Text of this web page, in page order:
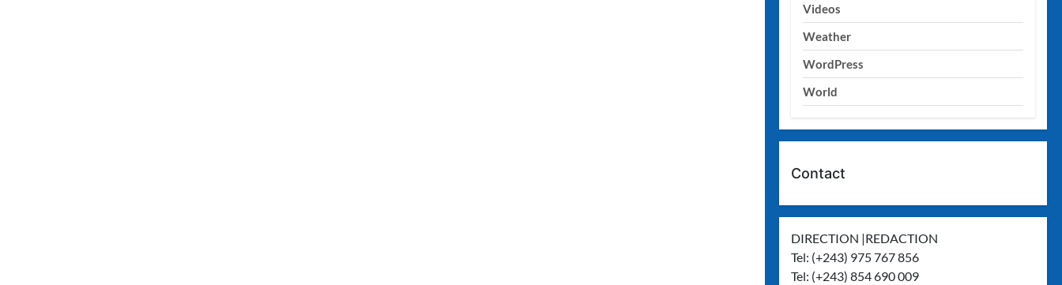
Videos
Weather
WordPress
World
Contact
DIRECTION |REDACTION
Tel: (+243) 975 767 856
Tel: (+243) 854 690 009